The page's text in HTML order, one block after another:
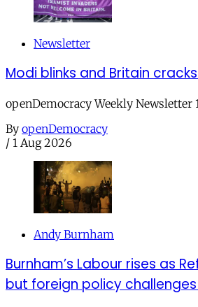
Newsletter
Modi blinks and Britain
openDemocracy Weekly Newsletter
By openDemocracy
/ 1 Aug 2026
Andy Burnham
Burnham’s Labour rises as
but foreign policy